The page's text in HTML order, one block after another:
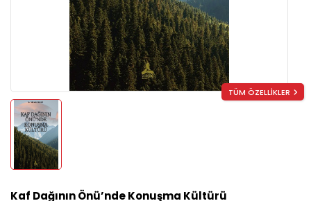
TÜM ÖZELLİKLER
Kaf Dağının Önü’nde Konuşma Kültürü